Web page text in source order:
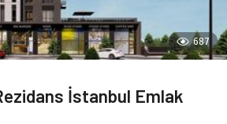
687
İstanbul Emlak